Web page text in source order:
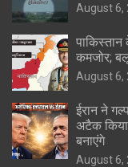
August 6,
कमजोर;
August 6,
ईरान ने
अटैक किया
बनाएंगे
August 6,